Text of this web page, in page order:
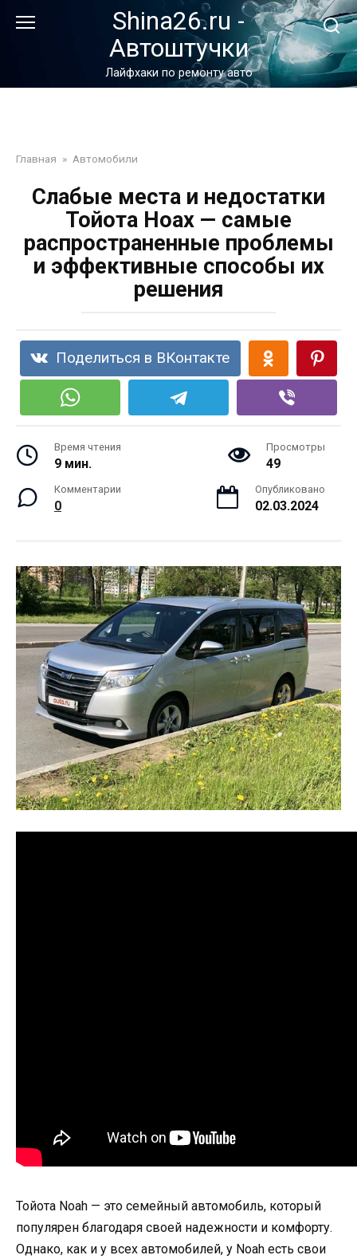
Shina26.ru -
Автоштучки
Лайфхаки по ремонту авто
Главная » Автомобили
Слабые места и недостатки
Тойота Ноах — самые
распространенные проблемы
и эффективные способы их
решения
Поделиться в ВКонтакте
Время чтения
9 мин.
Просмотры
49
Комментарии
0
Опубликовано
02.03.2024
Тойота Noаh — это семейный автомобиль, который
популярен благодаря своей надежности и комфорту.
Однако, как и у всех автомобилей, у Noаh есть свои